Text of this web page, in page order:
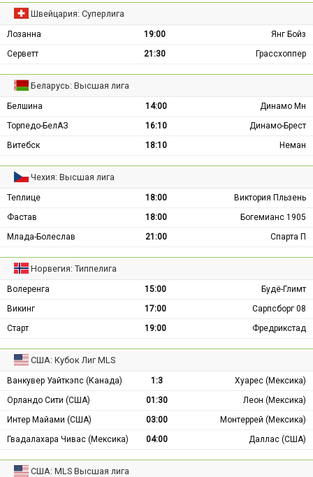
Швейцария: Суперлига
Лозанна 19:00
Янг Бойз
Серветт
21:30 Грассхоппер
Беларусь: Высшая лига
Белшина 14:00
Динамо Мн
Торпедо-БелАЗ
16:10
Динамо-Брест
Витебск
18:10 Неман
Чехия: Высшая лига
Теплице 18:00
Виктория Пльзень
Фастав
18:00
Богемианс 1905
Млада-Болеслав
21:00 Спарта П
Норвегия: Типпелига
Волеренга 15:00
Будё-Глимт
Викинг
17:00
Сарпсборг 08
Старт
19:00 Фредрикстад
США: Кубок Лиг MLS
Ванкувер Уайткэпс (Канада) 1:3
Хуарес (Мексика)
Орландо Сити (США)
01:30
Леон (Мексика)
Интер Майами (США)
03:00
Монтеррей (Мексика)
Гвадалахара Чивас (Мексика)
04:00 Даллас (США)
США: MLS Высшая лига